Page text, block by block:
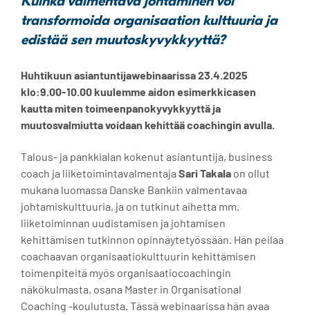
transformoida organisaation kulttuuria ja
edistää sen muutoskyvykkyyttä?
Huhtikuun asiantuntijawebinaarissa 23.4.2025
klo:9.00-10.00 kuulemme aidon esimerkkicasen
kautta miten toimeenpanokyvykkyyttä ja
muutosvalmiutta voidaan kehittää coachingin avulla.
Talous- ja pankkialan kokenut asiantuntija, business
coach ja liiketoimintavalmentajaSari Takala on ollut
mukana luomassa Danske Bankiin valmentavaa
johtamiskulttuuria, ja on tutkinut aihetta mm.
liiketoiminnan uudistamisen ja johtamisen
kehittämisen tutkinnon opinnäytetyössään. Hän peilaa
coachaavan organisaatiokulttuurin kehittämisen
toimenpiteitä myös organisaatiocoachingin
näkökulmasta, osana Master in Organisational
Coaching -koulutusta. Tässä webinaarissa hän avaa